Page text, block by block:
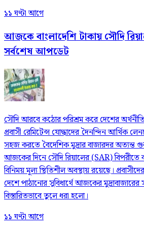
১১ ঘণ্টা আগে
আজকে বাংলাদেশি টাকায় সৌদি
সর্বশেষ আপডেট
সৌদি আরবে কঠোর পরিশ্রম করে দেশের
প্রবাসী রেমিটেন্স যোদ্ধাদের দৈনন্দিন আর্থিক
সহজ করতে বৈদেশিক মুদ্রার বাজারদর অত্যন্ত
আজকের দিনে সৌদি রিয়ালের (SAR) বিপরীতে
বিনিময় মূল্য স্থিতিশীল অবস্থায় রয়েছে।
দেশে পাঠানোর সুবিধার্থে আজকের মুদ্রাবাজারের
বিস্তারিতভাবে তুলে ধরা হলো।
১১ ঘণ্টা আগে